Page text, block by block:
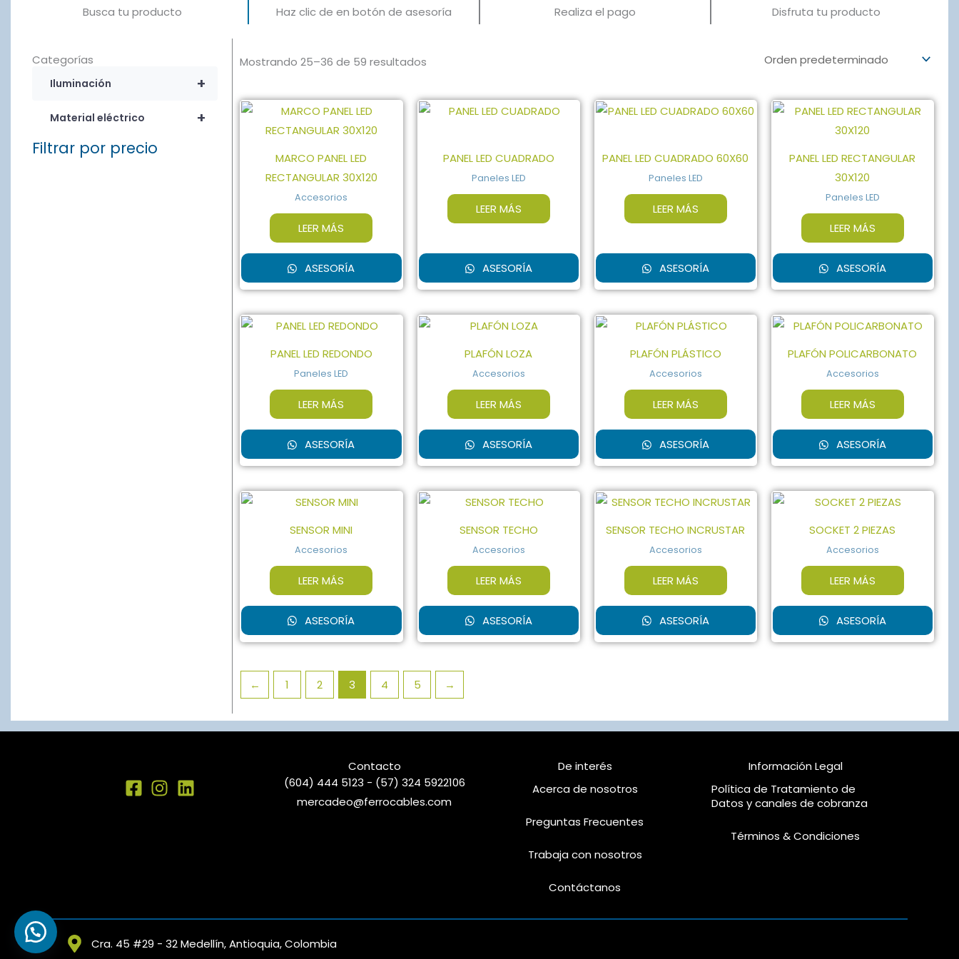
Busca tu producto Haz clic de en botón de asesoría Realiza el pago Disfruta tu producto
Categorías
+
Iluminación
+
Material eléctrico
Filtrar por precio
Mostrando 25–36 de 59 resultados
MARCO PANEL LED
RECTANGULAR 30X120
Accesorios
LEER MÁS
ASESORÍA
PANEL LED CUADRADO
Paneles LED
LEER MÁS
ASESORÍA
PANEL LED CUADRADO 60X60
Paneles LED
LEER MÁS
ASESORÍA
PANEL LED RECTANGULAR
30X120
Paneles LED
LEER MÁS
ASESORÍA
PANEL LED REDONDO
Paneles LED
LEER MÁS
ASESORÍA
PLAFÓN LOZA
Accesorios
LEER MÁS
ASESORÍA
PLAFÓN PLÁSTICO
Accesorios
LEER MÁS
ASESORÍA
PLAFÓN POLICARBONATO
Accesorios
LEER MÁS
ASESORÍA
SENSOR MINI
Accesorios
LEER MÁS
ASESORÍA
SENSOR TECHO
Accesorios
LEER MÁS
ASESORÍA
SENSOR TECHO INCRUSTAR
Accesorios
LEER MÁS
ASESORÍA
SOCKET 2 PIEZAS
Accesorios
LEER MÁS
ASESORÍA
← 1 2 3 4 5 →
Contacto
(604) 444 5123 - (57) 324 5922106
mercadeo@ferrocables.com
De interés
Acerca de nosotros
Preguntas Frecuentes
Trabaja con nosotros
Contáctanos
Información Legal
Política de Tratamiento de
Datos y canales de cobranza
Términos & Condiciones
Cra. 45 #29 - 32 Medellín, Antioquia, Colombia